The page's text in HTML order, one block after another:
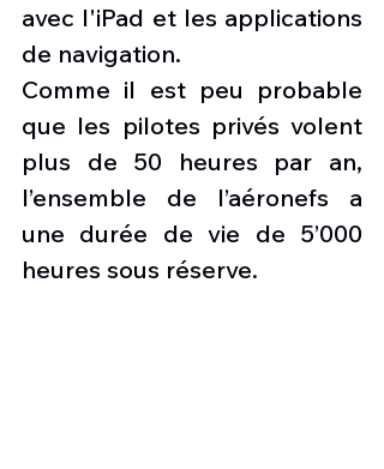
avec l'iPad et les applications
de navigation.
Comme il est peu probable
que les pilotes privés volent
plus de 50 heures par an,
l’ensemble de l’aéronefs a
une durée de vie de 5’000
heures sous réserve.